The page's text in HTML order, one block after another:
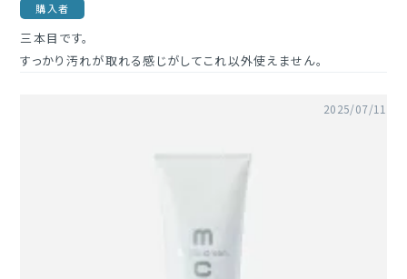
購入者
三本目です。
すっかり汚れが取れる感じがしてこれ以外使えません。
2025/07/11